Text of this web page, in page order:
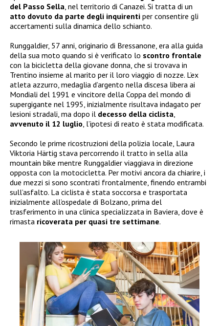
del Passo Sella, nel territorio di Canazei. Si tratta di un
atto dovuto da parte degli inquirenti per consentire gli
accertamenti sulla dinamica dello schianto.
Runggaldier, 57 anni, originario di Bressanone, era alla guida
della sua moto quando si è verificato lo scontro frontale
con la bicicletta della giovane donna, che si trovava in
Trentino insieme al marito per il loro viaggio di nozze. L’ex
atleta azzurro, medaglia d’argento nella discesa libera ai
Mondiali del 1991 e vincitore della Coppa del mondo di
supergigante nel 1995, inizialmente risultava indagato per
lesioni stradali, ma dopo il decesso della ciclista,
avvenuto il 12 luglio, l’ipotesi di reato è stata modificata.
Secondo le prime ricostruzioni della polizia locale, Laura
Viktoria Härtig stava percorrendo il tratto in sella alla
mountain bike mentre Runggaldier viaggiava in direzione
opposta con la motocicletta. Per motivi ancora da chiarire, i
due mezzi si sono scontrati frontalmente, finendo entrambi
sull’asfalto. La ciclista è stata soccorsa e trasportata
inizialmente all’ospedale di Bolzano, prima del
trasferimento in una clinica specializzata in Baviera, dove è
rimasta ricoverata per quasi tre settimane.